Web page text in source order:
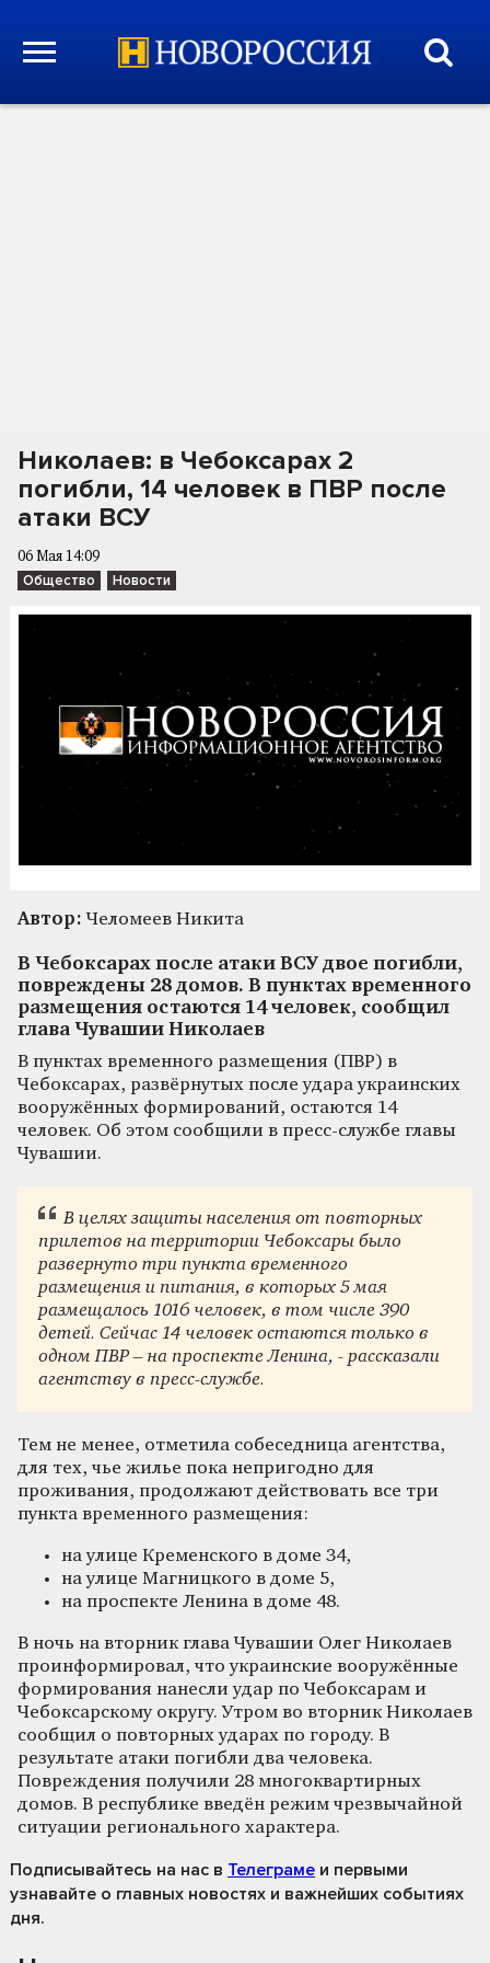
Николаев: в Чебоксарах 2
погибли, 14 человек в ПВР после
атаки ВСУ
06 Мая 14:09
Общество Новости
Автор: Челомеев Никита
В Чебоксарах после атаки ВСУ двое погибли,
повреждены 28 домов. В пунктах временного
размещения остаются 14 человек, сообщил
глава Чувашии Николаев
В пунктах временного размещения (ПВР) в
Чебоксарах, развёрнутых после удара украинских
вооружённых формирований, остаются 14
человек. Об этом сообщили в пресс-службе главы
Чувашии.
В целях защиты населения от повторных
прилетов на территории Чебоксары было
развернуто три пункта временного
размещения и питания, в которых 5 мая
размещалось 1016 человек, в том числе 390
детей. Сейчас 14 человек остаются только в
одном ПВР – на проспекте Ленина, - рассказали
агентству в пресс-службе.
Тем не менее, отметила собеседница агентства,
для тех, чье жилье пока непригодно для
проживания, продолжают действовать все три
пункта временного размещения:
на улице Кременского в доме 34,
на улице Магницкого в доме 5,
на проспекте Ленина в доме 48.
В ночь на вторник глава Чувашии Олег Николаев
проинформировал, что украинские вооружённые
формирования нанесли удар по Чебоксарам и
Чебоксарскому округу. Утром во вторник Николаев
сообщил о повторных ударах по городу. В
результате атаки погибли два человека.
Повреждения получили 28 многоквартирных
домов. В республике введён режим чрезвычайной
ситуации регионального характера.
Подписывайтесь на нас в Телеграме и первыми
узнавайте о главных новостях и важнейших событиях
дня.